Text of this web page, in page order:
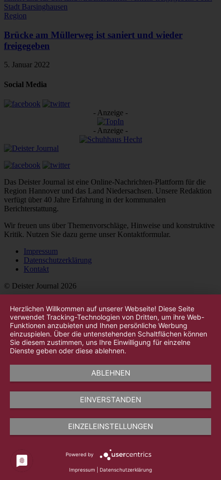
Region
Brücke am Müllerweg ist saniert und wieder
freigegeben
5. Januar 2022
Social Media
- Anzeige -
- Anzeige -
Das Deister Journal ist eine Online-Nachrichten-Plattform für die
Region Hannover und das Land Niedersachsen. Unsere Redaktion
verfügt über 40 Jahre Erfahrung in der kommunalen
Berichterstattung.
Wir freuen uns über Themenvorschläge, Hinweise und konstruktive
Kritik. Nutzen Sie dazu gerne unser Kontaktformular.
Impressum
Datenschutzerklärung
Kontakt
© Deister Journal 2026
Herzlichen Willkommen auf unserer Webseite! Diese Seite
verwendet Tracking-Technologien von Dritten, um ihre Web-
Funktionen anzubieten und Ihnen persönliche Werbung
einzuspielen. Über die untenstehenden Schaltflächen können
Sie diesem zustimmen, uns Ihre Einwilligung für einzelne
Dienste geben oder diese ablehnen.
ABLEHNEN
EINVERSTANDEN
EINZELEINSTELLUNGEN
Powered by
Impressum Datenschutzerklärung